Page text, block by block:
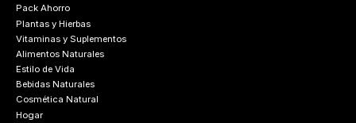
Pack Ahorro
Plantas y Hierbas
Vitaminas y Suplementos
Alimentos Naturales
Estilo de Vida
Bebidas Naturales
Cosmética Natural
Hogar